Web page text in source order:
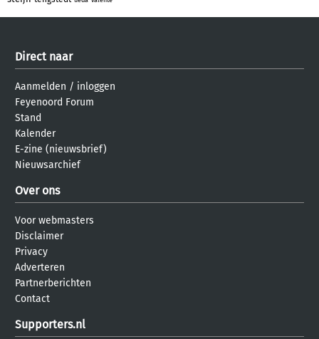
Direct naar
Aanmelden / inloggen
Feyenoord Forum
Stand
Kalender
E-zine (nieuwsbrief)
Nieuwsarchief
Over ons
Voor webmasters
Disclaimer
Privacy
Adverteren
Partnerberichten
Contact
Supporters.nl